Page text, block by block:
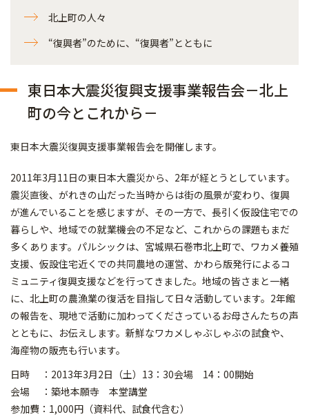
北上町の人々
“復興者”のために、“復興者”とともに
東日本大震災復興支援事業報告会－北上
町の今とこれから－
東日本大震災復興支援事業報告会を開催します。
2011年3月11日の東日本大震災から、2年が経とうとしています。
震災直後、がれきの山だった当時からは街の風景が変わり、復興
が進んでいることを感じますが、その一方で、長引く仮設住宅での
暮らしや、地域での就業機会の不足など、これからの課題もまだ
多くあります。パルシックは、宮城県石巻市北上町で、ワカメ養殖
支援、仮設住宅近くでの共同農地の運営、かわら版発行によるコ
ミュニティ復興支援などを行ってきました。地域の皆さまと一緒
に、北上町の農漁業の復活を目指して日々活動しています。2年館
の報告を、現地で活動に加わってくださっているお母さんたちの声
とともに、お伝えします。新鮮なワカメしゃぶしゃぶの試食や、
海産物の販売も行います。
日時 ：2013年3月2日（土）13：30会場 14：00開始
会場 ：築地本願寺 本堂講堂
参加費：1,000円（資料代、試食代含む）